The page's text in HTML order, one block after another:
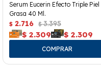
Serum Eucerin Efecto Triple Piel
Grasa 40 Ml.
$ 2.716 $ 3.395
$ 2.309 $ 2.309